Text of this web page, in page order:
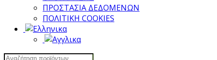
ΠΡΟΣΤΑΣΙΑ ΔΕΔΟΜΕΝΩΝ
ΠΟΛΙΤΙΚΗ COOKIES
Search